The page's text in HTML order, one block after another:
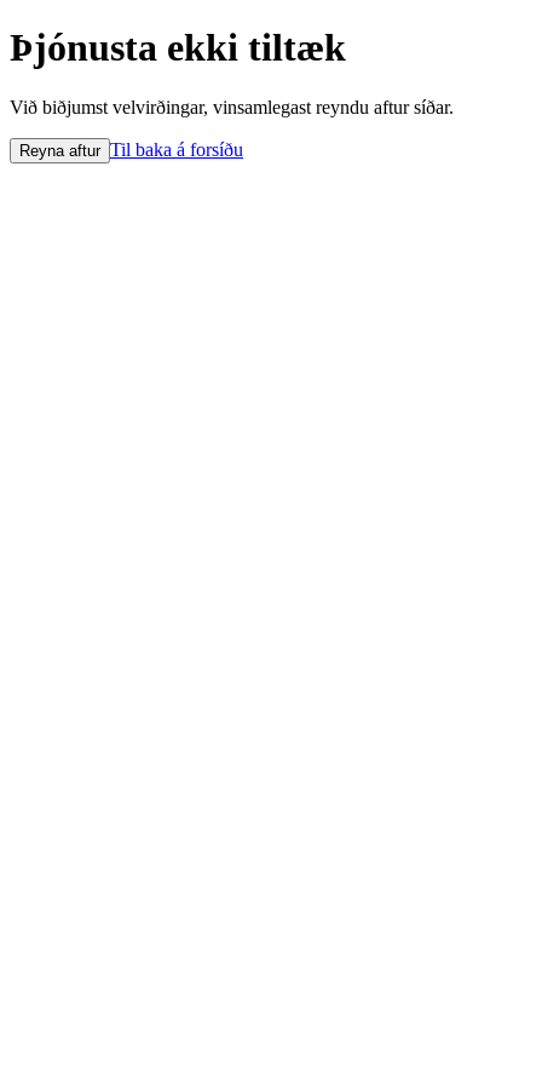
Þjónusta ekki tiltæk
Við biðjumst velvirðingar, vinsamlegast reyndu aftur síðar.
Reyna aftur Til baka á forsíðu